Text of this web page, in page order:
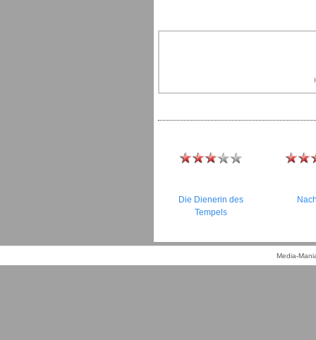
Die Dienerin des
Tempels
Media-